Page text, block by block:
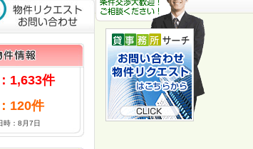
1,633件
120件
時：8月7日